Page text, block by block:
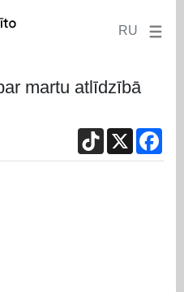
RU
martu atlīdzībā
TikTok
X